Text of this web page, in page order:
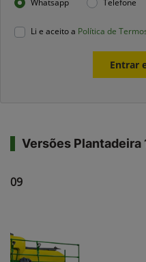
Whatsapp Telefone
Li e aceito a Política de
Entrar
Versões Plantadeira